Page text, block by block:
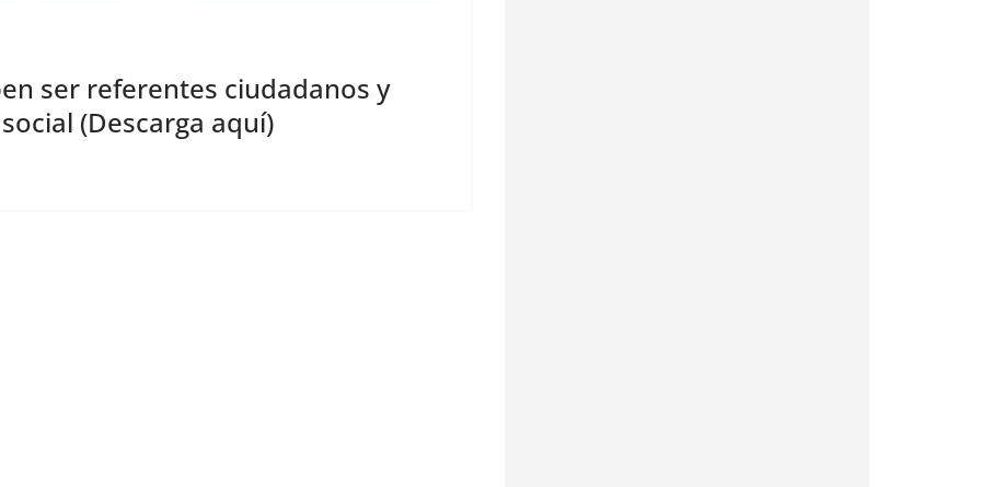
ser referentes ciudadanos y
(Descarga aquí)